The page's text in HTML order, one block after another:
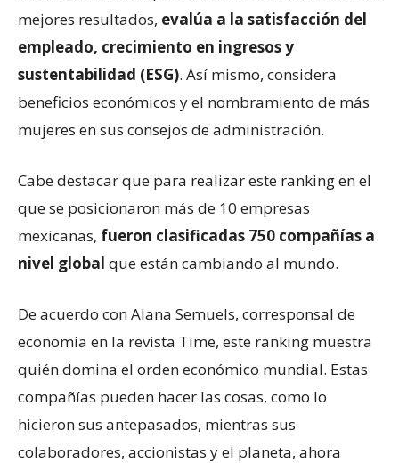
mejores resultados, evalúa a la satisfacción del
empleado, crecimiento en ingresos y
sustentabilidad (ESG). Así mismo, considera
beneficios económicos y el nombramiento de más
mujeres en sus consejos de administración.
Cabe destacar que para realizar este ranking en el
que se posicionaron más de 10 empresas
mexicanas, fueron clasificadas 750 compañías a
nivel global que están cambiando al mundo.
De acuerdo con Alana Semuels, corresponsal de
economía en la revista Time, este ranking muestra
quién domina el orden económico mundial. Estas
compañías pueden hacer las cosas, como lo
hicieron sus antepasados, mientras sus
colaboradores, accionistas y el planeta, ahora